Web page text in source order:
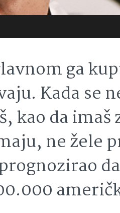
ga
Kada se
kao da imaš
ne žele